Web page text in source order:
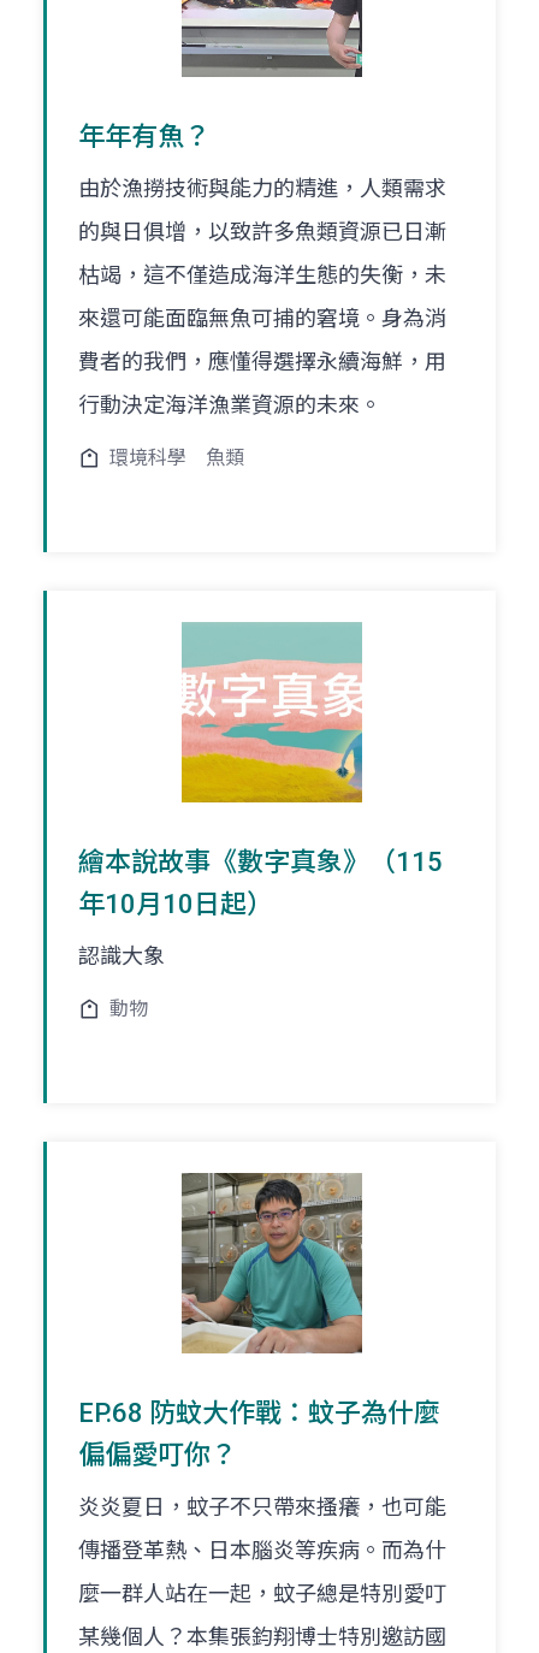
年年有魚？
由於漁撈技術與能力的精進，人類需求
的與日俱增，以致許多魚類資源已日漸
枯竭，這不僅造成海洋生態的失衡，未
來還可能面臨無魚可捕的窘境。身為消
費者的我們，應懂得選擇永續海鮮，用
行動決定海洋漁業資源的未來。
環境科學 魚類
繪本說故事《數字真象》（115
年10月10日起）
認識大象
動物
EP.68 防蚊大作戰：蚊子為什麼
偏偏愛叮你？
炎炎夏日，蚊子不只帶來搔癢，也可能
傳播登革熱、日本腦炎等疾病。而為什
麼一群人站在一起，蚊子總是特別愛叮
某幾個人？本集張鈞翔博士特別邀訪國